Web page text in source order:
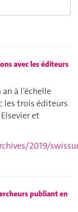
avec les éditeurs
à l’échelle
les trois éditeurs
et
2019/
publiant en